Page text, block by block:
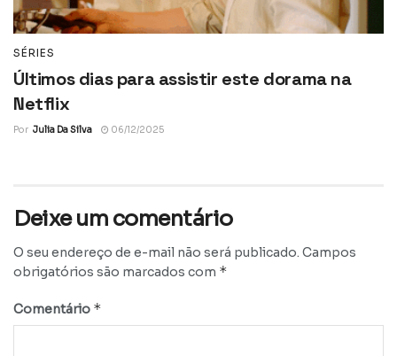
SÉRIES
Últimos dias para assistir este dorama na
Netflix
Por Julia Da Silva 06/12/2025
Deixe um comentário
O seu endereço de e-mail não será publicado. Campos
obrigatórios são marcados com *
Comentário *